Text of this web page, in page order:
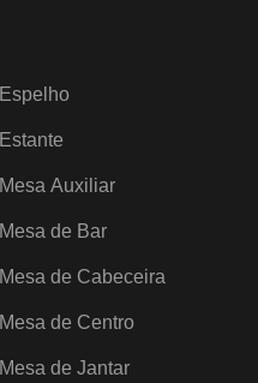
Espelho
Estante
Mesa Auxiliar
Mesa de Bar
Mesa de Cabeceira
Mesa de Centro
Mesa de Jantar